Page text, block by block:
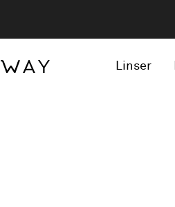
Linser